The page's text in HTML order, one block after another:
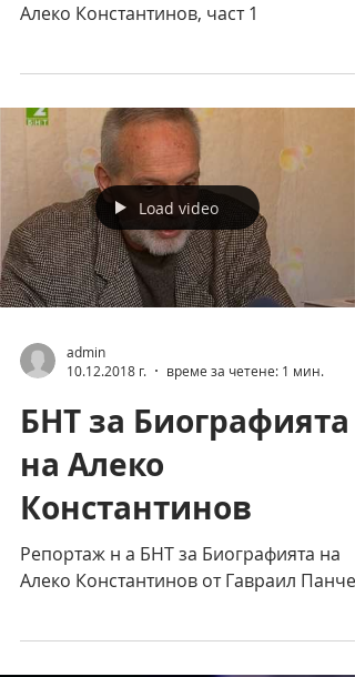
Алеко Константинов, част 1
Load video
admin
10.12.2018 г.
време за четене: 1 мин.
БНТ за Биографията
на Алеко
Константинов
Репортаж н а БНТ за Биографията на
Алеко Константинов от Гавраил Панчев